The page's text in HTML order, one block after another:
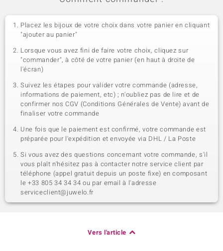
Placez les bijoux de votre choix dans votre panier en cliquant
"ajouter au panier"
Lorsque vous avez fini de faire votre choix, cliquez sur
"commander", à côté de votre panier (en haut à droite de
l'écran)
Suivez les étapes pour valider votre commande (adresse,
informations de paiement, etc) ; n'oubliez pas de lire et de
confirmer nos CGV (Conditions Générales de Vente) avant de
finaliser votre commande
Une fois que le paiement est confirmé, votre commande est
préparée pour l'expédition et envoyée via DHL / La Poste
Si vous avez des questions concernant votre commande, s'il
vous plaît n'hésitez pas à contacter notre service client par
téléphone (appel gratuit depuis un poste fixe) en composant
le +33 805 34 34 34 ou par email à l'adresse
serviceclient@juwelo.fr
Vers l'article